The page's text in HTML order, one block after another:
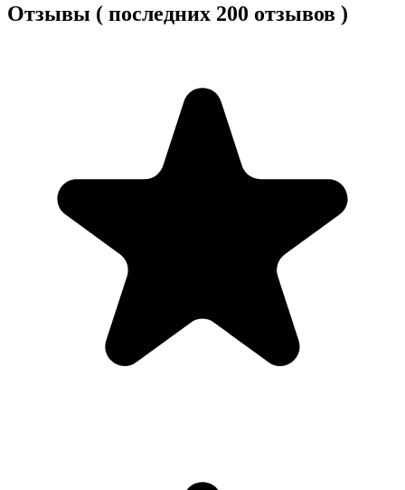
Отзывы ( последних 200 отзывов )